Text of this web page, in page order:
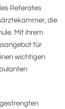
Referates
die
Mit ihrem
für
wichtigen